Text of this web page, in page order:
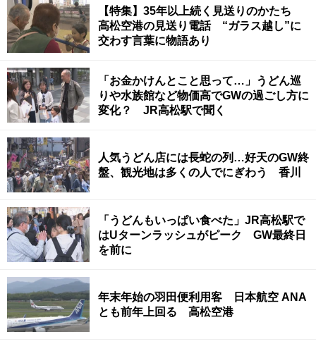
【特集】35年以上続く見送りのかたち
高松空港の見送り電話 “ガラス越し”に
交わす言葉に物語あり
「お金かけんとこと思って…」うどん巡
りや水族館など物価高でGWの過ごし方に
変化？ JR高松駅で聞く
人気うどん店には長蛇の列…好天のGW終
盤、観光地は多くの人でにぎわう 香川
「うどんもいっぱい食べた」JR高松駅で
はUターンラッシュがピーク GW最終日
を前に
年末年始の羽田便利用客 日本航空 ANA
とも前年上回る 高松空港